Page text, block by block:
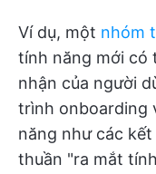
Ví dụ, một nhóm
tính năng mới có
nhận của người
trình onboarding
năng như các
thuần "ra mắt